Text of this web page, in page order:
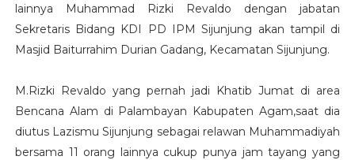
lainnya Muhammad Rizki Revaldo dengan jabatan
Sekretaris Bidang KDI PD IPM Sijunjung akan tampil di
Masjid Baiturrahim Durian Gadang, Kecamatan Sijunjung.
M.Rizki Revaldo yang pernah jadi Khatib Jumat di area
Bencana Alam di Palambayan Kabupaten Agam,saat dia
diutus Lazismu Sijunjung sebagai relawan Muhammadiyah
bersama 11 orang lainnya cukup punya jam tayang yang